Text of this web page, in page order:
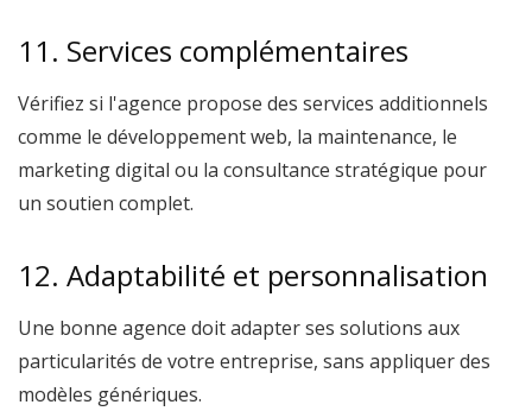
11. Services complémentaires
Vérifiez si l'agence propose des services additionnels
comme le développement web, la maintenance, le
marketing digital ou la consultance stratégique pour
un soutien complet.
12. Adaptabilité et personnalisation
Une bonne agence doit adapter ses solutions aux
particularités de votre entreprise, sans appliquer des
modèles génériques.